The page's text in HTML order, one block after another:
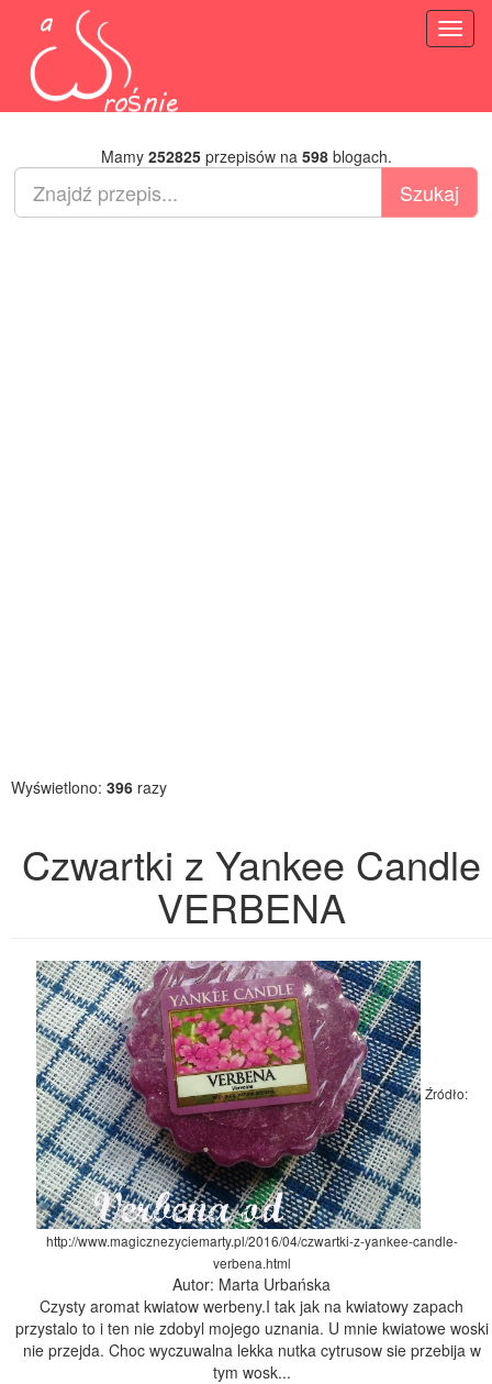
Mamy 252825przepisów na 598blogach.
Wyświetlono: 396 razy
Czwartki z Yankee Candle
VERBENA
Źródło:
http://www.magicznezyciemarty.pl/2016/04/czwartki-z-yankee-candle-
verbena.html
Autor: Marta Urbańska
Czysty aromat kwiatow werbeny.I tak jak na kwiatowy zapach
przystalo to i ten nie zdobyl mojego uznania. U mnie kwiatowe woski
nie przejda. Choc wyczuwalna lekka nutka cytrusow sie przebija w
tym wosk...